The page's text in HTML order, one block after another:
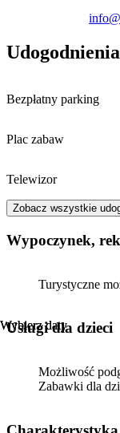
Wybierz daty
Wybierz daty
Udogodnienia
Bezpłatny parking
Plac zabaw
Telewizor
Zobacz wszystkie
Wypoczynek,
Turystyczne
usługi dla dzieci
Możliwość
Zabawki dla